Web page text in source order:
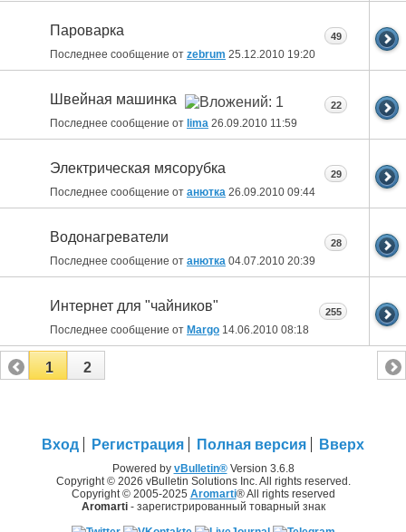
Пароварка
Последнее сообщение от zebrum 25.12.2010 19:20
49
Швейная машинка
Последнее сообщение от lima 26.09.2010 11:59
22
Электрическая мясорубка
Последнее сообщение от анютка 26.09.2010 09:44
29
Водонагреватели
Последнее сообщение от анютка 04.07.2010 20:39
28
Интернет для "чайников"
Последнее сообщение от Margo 14.06.2010 08:18
255
1 2
Вход Регистрация Полная версия Вверх
Powered by vBulletin®Version 3.6.8
Copyright © 2026 vBulletin Solutions Inc. All rights reserved.
Copyright © 2005-2025 Aromarti® All rights reserved
Aromarti- зарегистрированный товарный знак